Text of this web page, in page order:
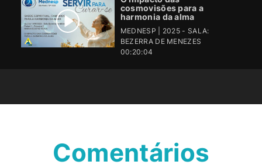
cosmovisões para a
harmonia da alma
MEDNESP | 2025 - SALA:
BEZERRA DE MENEZES
00:20:04
Comentários